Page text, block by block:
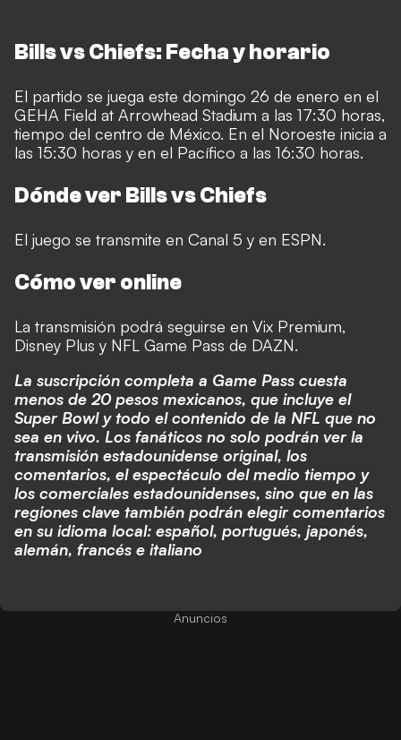
Bills vs Chiefs: Fecha y horario
El partido se juega este domingo 26 de enero en el
GEHA Field at Arrowhead Stadium a las 17:30 horas,
tiempo del centro de México. En el Noroeste inicia a
las 15:30 horas y en el Pacífico a las 16:30 horas.
Dónde ver Bills vs Chiefs
El juego se transmite en Canal 5 y en ESPN.
Cómo ver online
La transmisión podrá seguirse en Vix Premium,
Disney Plus y NFL Game Pass de DAZN.
La suscripción completa a Game Pass cuesta
menos de 20 pesos mexicanos, que incluye el
Super Bowl y todo el contenido de la NFL que no
sea en vivo. Los fanáticos no solo podrán ver la
transmisión estadounidense original, los
comentarios, el espectáculo del medio tiempo y
los comerciales estadounidenses, sino que en las
regiones clave también podrán elegir comentarios
en su idioma local: español, portugués, japonés,
alemán, francés e italiano
Anuncios